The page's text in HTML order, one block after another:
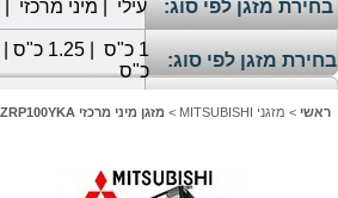
בחירת מזגן לפי סוג: עילי מיני מרכזי
בחירת מזגן לפי סוג:
1 כ"ס 1.25 כ"ס
כ"ס
ראשי > מזגני MITSUBISHI > מזגן מיני מרכזי Mitsubishi PEAD/PUHZRP100YKA